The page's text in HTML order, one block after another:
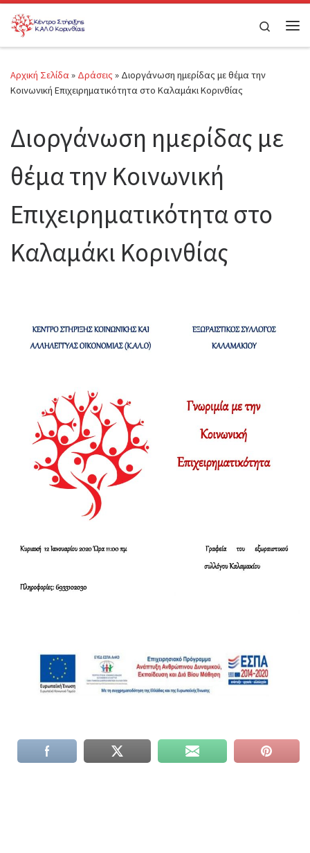
Μετάβαση στο περιεχόμενο
Search
Αρχική Σελίδα» Δράσεις » Διοργάνωση ημερίδας με θέμα την
Κοινωνική Επιχειρηματικότητα στο Καλαμάκι Κορινθίας
Διοργάνωση ημερίδας με
θέμα την Κοινωνική
Επιχειρηματικότητα στο
Καλαμάκι Κορινθίας